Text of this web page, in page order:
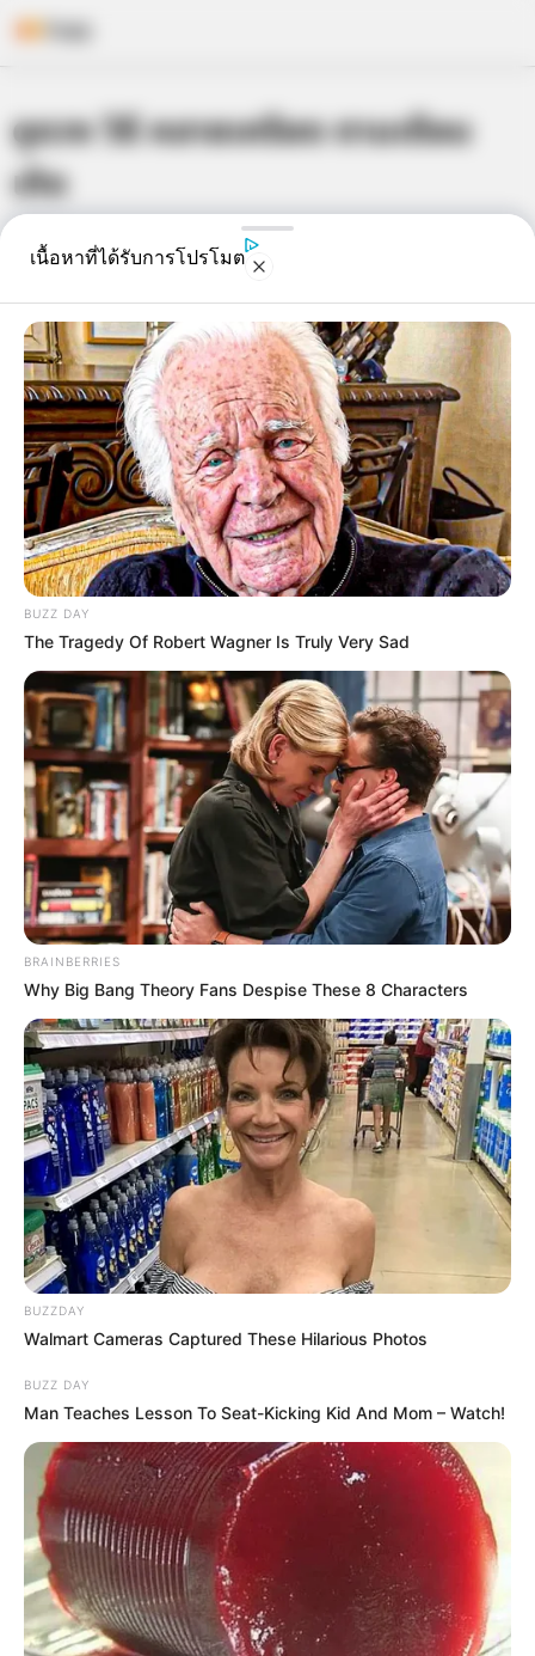
to
content
ดูดวง วิธี คลายเครียด ตามเดือน
เกิด
เจ้าหมอดู 16 ส.ค. 2013
แชร์
ใครที่กำลังปัญหาหรือเครียดอยู่ อย่าเพิ่งกังวลไปครับ
Horoscope.Mthai.comมีวิธีคลายเครียดแบบง่ายๆ
ตามเดือนเกิด มาฝากกัน รับรองช่วยคุณได้แน่นอนครับ
วิธีคลายเครียดตามเดือนเกิด
เดือนมกราคมเธอเป็นคนที่เห็นทุกสิ่งในชีวิตเป็นเรื่อง
จริงจัง เพราะชอบสะสมความเครียดมากไปหน่อย เอาเป็น
ว่า… เจียดเวลารีแลกซ์ด้วยการเล่นกีฬาโปรดดูบ้าง หรือถ้า
ไม่ว่างจริงๆ การอาบน้ำด้วยครีมสมุนไพรก็พอจะช่วยให้คุณ
ผ่อนคลายได้เหมือนกัน
เดือนกุมภาพันธ์เธอเป็นคนที่เครียดได้ง่ายมากๆ ถึงเธอจะ
ไม่โวยวายแต่ก็เก็บความโกรธไว้ การผ่อนคลายที่เหมาะกับ
คุณคือ การได้อยู่คนเดียวเงียบๆ หรือทำกิจกรรมส่วนตัว
หรือไม่ก็เล่นอินเตอร์เน็ตท่องโลกกว้าง
เดือนมีนาคมเธอเป็นคนที่อ่อนไหว และชอบยกหัวใจให้อยู่
ในกำมือของคนอื่น การคาดหวังมากเกินไปอาจทำให้เสียจิต
คิดแล้วก็เครียด การผ่อนคลายของเธออาจจะเป็นการเล่น
ดนตรี หรือไม่ก็วาดภาพ แต่ถ้ามีเวลาสั้นๆ ก็แค่เอาตัวลงไป
จุ่มในน้ำแค่นี้ก็ชื่นใจแล้ว
เดือนเมษายนเธอเป็นคนที่มีสมาธิในการทำงานมาก จน
เนื้อหาที่ได้รับการโปรโมต
BUZZ DAY
The Tragedy Of Robert Wagner Is Truly Very Sad
BRAINBERRIES
Why Big Bang Theory Fans Despise These 8 Characters
BUZZDAY
Walmart Cameras Captured These Hilarious Photos
BUZZ DAY
Man Teaches Lesson To Seat-Kicking Kid And Mom – Watch!